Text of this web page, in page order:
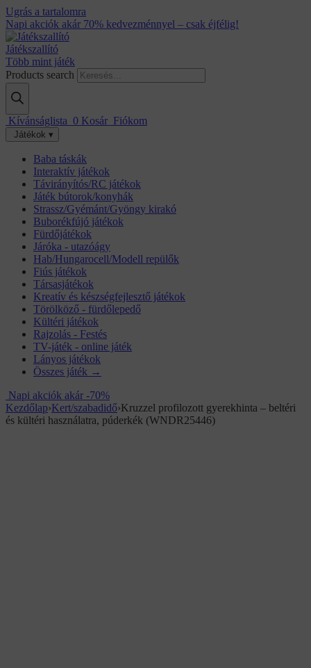
Ugrás a tartalomra
Napi akciók akár 70% kedvezménnyel – csak éjfélig!
Játékszallító
Több mint játék
Products search
Kívánságlista 0 Kosár Fiókom
Játékok ▾
Baba táskák
Interaktív játékok
Távirányítós/RC játékok
Játék bútorok/konyhák
Strassz/Gyémánt/Gyöngy kirakó
Buborékfújó játékok
Fürdőjátékok
Járóka - utazóágy
Hab/Hungarocell/Modell repülők
Fiús játékok
Társasjátékok
Kreatív és készségfejlesztő játékok
Törölköző - fürdőlepedő
Kültéri játékok
Rajzolás - Festés
TV-játék - online játék
Lányos játékok
Összes játék →
Napi akciók akár -70%
Kezdőlap›Kert/szabadidő›Kruzzel profilozott gyerekhinta – beltéri
és kültéri használatra, púderkék (WNDR25446)